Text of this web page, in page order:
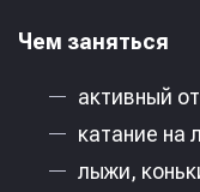
Чем заняться
активный
катание на
лыжи,